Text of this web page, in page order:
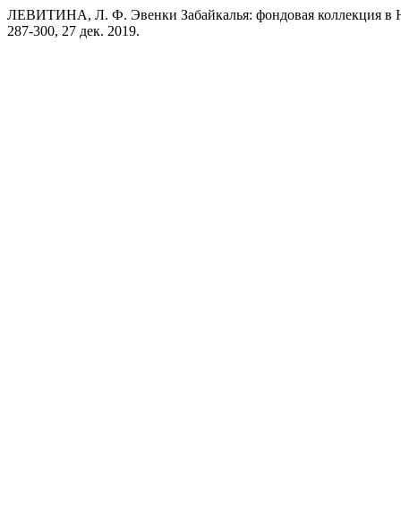
ЛЕВИТИНА, Л. Ф. Эвенки Забайкалья: фондовая коллекция в
287-300, 27 дек. 2019.